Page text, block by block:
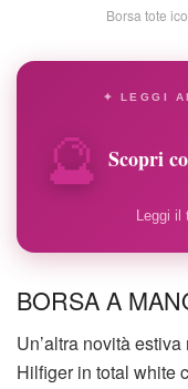
Borsa tote
🔮
✦ LEGGI
Scopri
Leggi
BORSA A
Un’altra novità
Hilfiger in total white